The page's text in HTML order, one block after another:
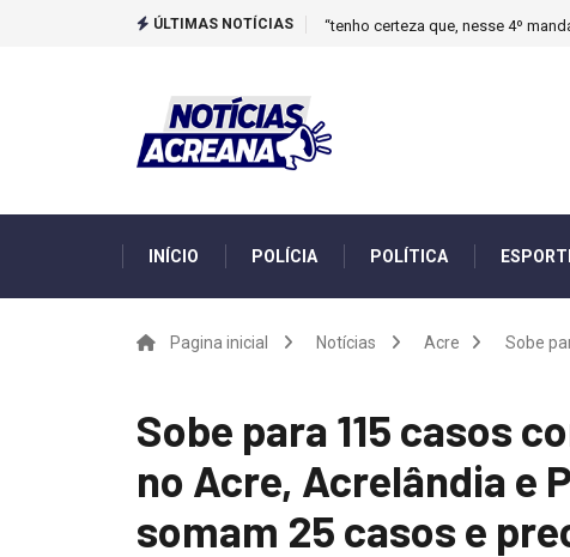
ÚLTIMAS NOTÍCIAS “tenho certeza que, nesse 4º
INÍCIO POLÍCIA POLÍTICA
Pagina inicial Notícias Acre Sobe
Sobe para 115 casos
no Acre, Acrelândia e
somam 25 casos e